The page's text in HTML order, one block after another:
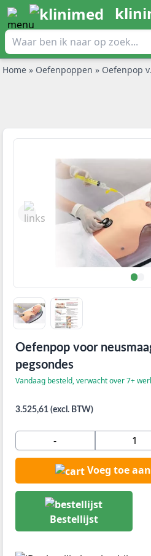
Home » Oefenpoppen » Oefenpop voor neusmaagsondes en pegsondes
Oefenpop voor
pegsondes
Vandaag besteld, verwacht over 7+
3.525,61 (excl. BTW)
-
Voeg toe
Bestellijst